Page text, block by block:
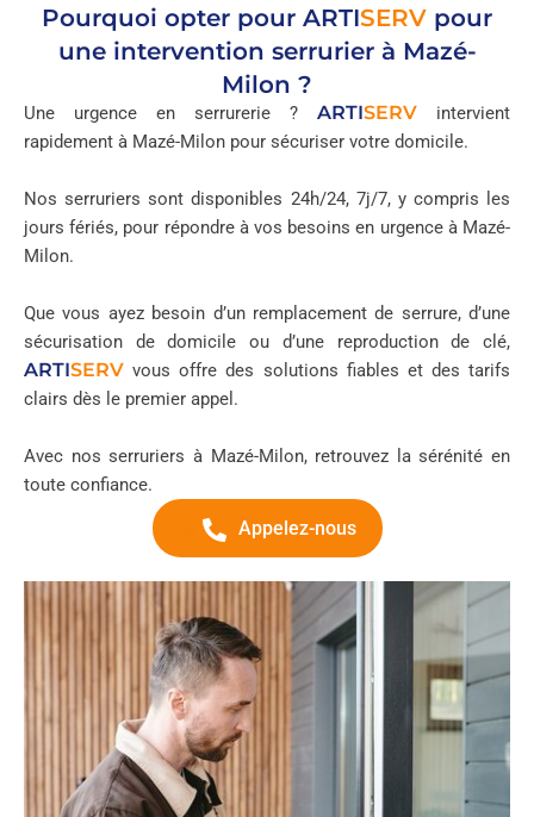
Pourquoi opter pour ARTISERV pour
une intervention serrurier à Mazé-
Milon ?
Une urgence en serrurerie ? ARTISERV intervient
rapidement à Mazé-Milon pour sécuriser votre domicile.
Nos serruriers sont disponibles 24h/24, 7j/7, y compris les
jours fériés, pour répondre à vos besoins en urgence à Mazé-
Milon.
Que vous ayez besoin d’un remplacement de serrure, d’une
sécurisation de domicile ou d’une reproduction de clé,
ARTISERV vous offre des solutions fiables et des tarifs
clairs dès le premier appel.
Avec nos serruriers à Mazé-Milon, retrouvez la sérénité en
toute confiance.
Appelez-nous